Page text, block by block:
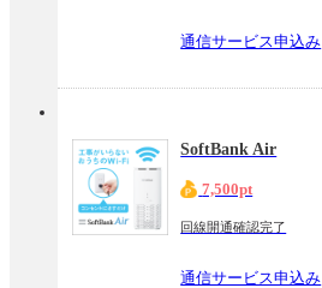
通信サービス申込み
SoftBank Air
7,500pt
回線開通確認完了
通信サービス申込み